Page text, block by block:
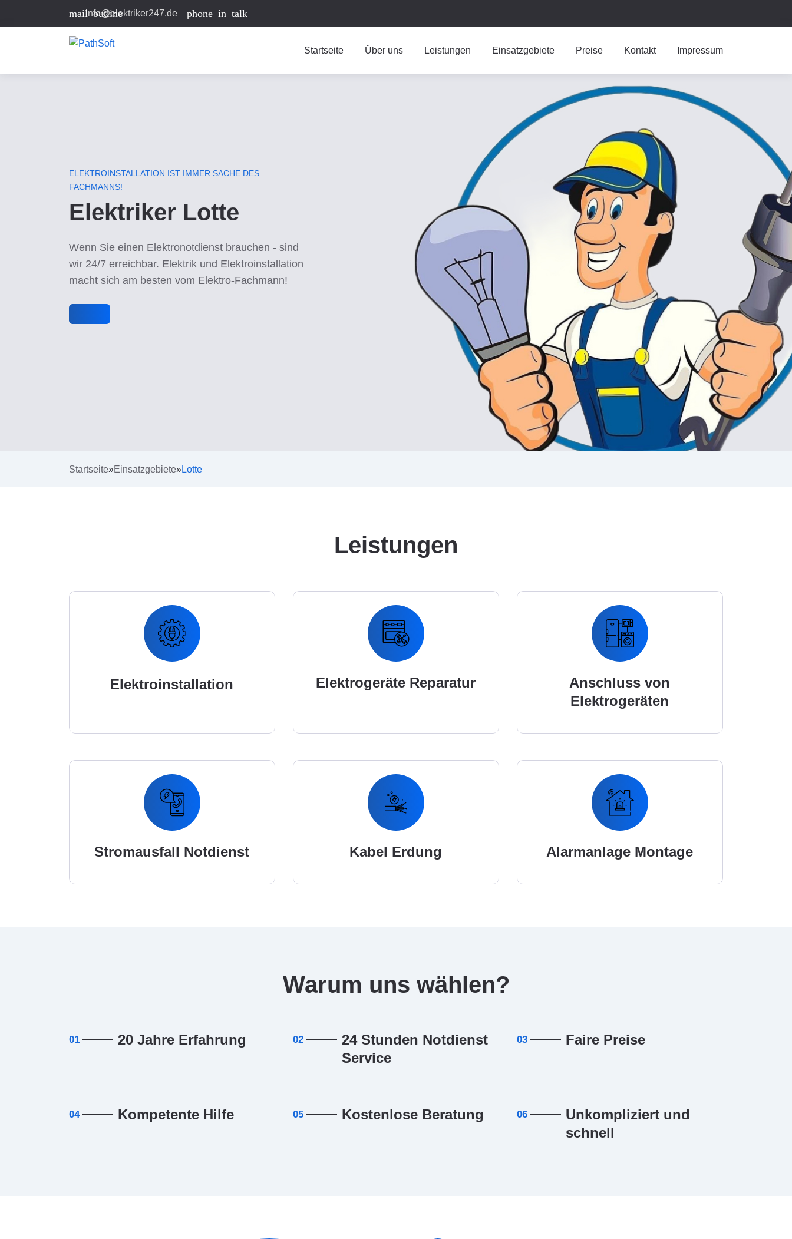
mail_outline
info@elektriker247.de phone_in_talk
Startseite Über uns Leistungen Einsatzgebiete Preise Kontakt Impressum
ELEKTROINSTALLATION IST IMMER SACHE DES
FACHMANNS!
Elektriker Lotte
Wenn Sie einen Elektronotdienst brauchen - sind
wir 24/7 erreichbar. Elektrik und Elektroinstallation
macht sich am besten vom Elektro-Fachmann!
Startseite»Einsatzgebiete»Lotte
Leistungen
Elektroinstallation Elektrogeräte Reparatur
Anschluss von
Elektrogeräten
Stromausfall Notdienst Kabel Erdung Alarmanlage Montage
Warum uns wählen?
01 20 Jahre Erfahrung 02
24 Stunden Notdienst
Service
03 Faire Preise
04 Kompetente Hilfe 05 Kostenlose Beratung 06
Unkompliziert und
schnell